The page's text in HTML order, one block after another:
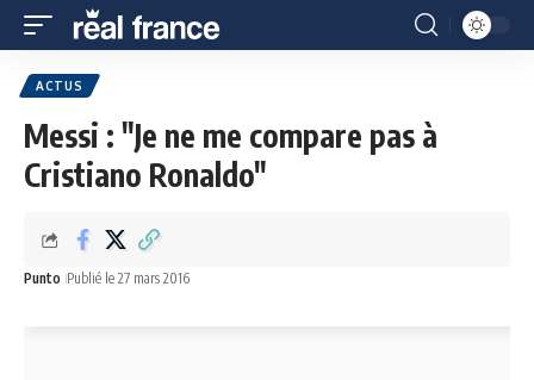
ACTUS
Messi : "Je ne me compare pas à
Cristiano Ronaldo"
Punto Publié le 27 mars 2016